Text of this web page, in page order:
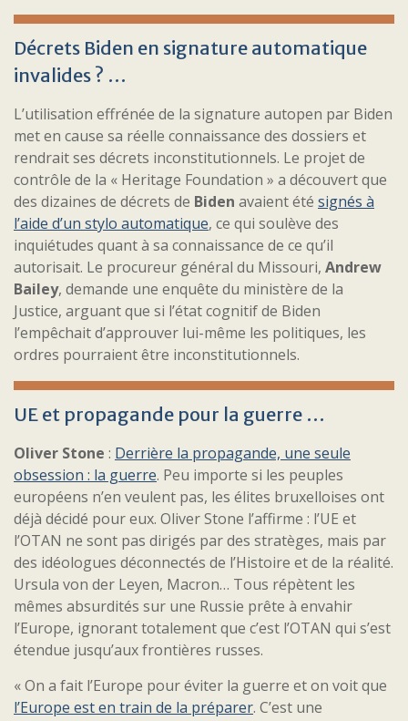
Décrets Biden en signature automatique
invalides ? …
L’utilisation effrénée de la signature autopen par Biden
met en cause sa réelle connaissance des dossiers et
rendrait ses décrets inconstitutionnels. Le projet de
contrôle de la « Heritage Foundation » a découvert que
des dizaines de décrets de Biden avaient été signés à
l’aide d’un stylo automatique, ce qui soulève des
inquiétudes quant à sa connaissance de ce qu’il
autorisait. Le procureur général du Missouri, Andrew
Bailey, demande une enquête du ministère de la
Justice, arguant que si l’état cognitif de Biden
l’empêchait d’approuver lui-même les politiques, les
ordres pourraient être inconstitutionnels.
UE et propagande pour la guerre …
Oliver Stone : Derrière la propagande, une seule
obsession : la guerre. Peu importe si les peuples
européens n’en veulent pas, les élites bruxelloises ont
déjà décidé pour eux. Oliver Stone l’affirme : l’UE et
l’OTAN ne sont pas dirigés par des stratèges, mais par
des idéologues déconnectés de l’Histoire et de la réalité.
Ursula von der Leyen, Macron… Tous répètent les
mêmes absurdités sur une Russie prête à envahir
l’Europe, ignorant totalement que c’est l’OTAN qui s’est
étendue jusqu’aux frontières russes.
« On a fait l’Europe pour éviter la guerre et on voit que
l’Europe est en train de la préparer. C’est une